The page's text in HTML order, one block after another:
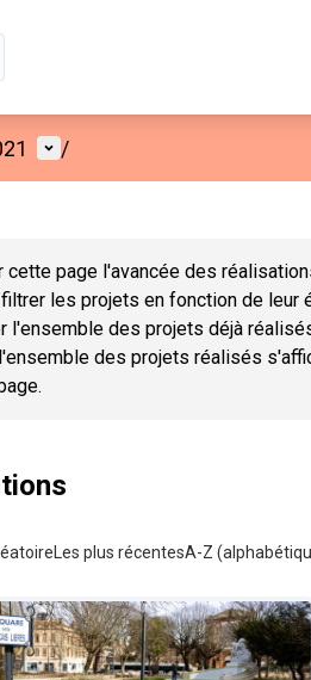
Menu utilisateur
/
cette page l'avancée des
les projets en fonction de leur
l'ensemble des projets déjà
des projets réalisés
Les plus récentesA-Z